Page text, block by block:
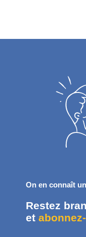
On en connaît
Restez
et